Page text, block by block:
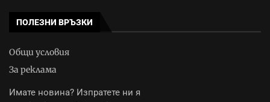
ПОЛЕЗНИ ВРЪЗКИ
Общи условия
За реклама
Имате новина? Изпратете ни я